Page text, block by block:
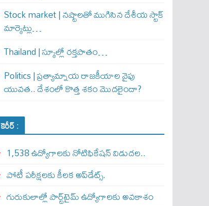
Stock market | నష్టాలతో ముగిసిన దేశీయ స్టాక్
మార్కెట్లు…
Thailand | స్కూల్లో రక్తపాతం…
Politics | ప్రత్యామ్నాయ రాజకీయాల వైపు
యువత.. దేశంలో కొత్త శకం మొదలైందా?
కెరీర్ :
1,538 ఉద్యోగాలకు నోటిఫికేషన్ విడుదల..
పోటీ పరీక్షలకు కీలక అప్‌డేట్స్.
గురుకులాల్లో పార్ట్‌టైమ్ ఉద్యోగాలకు అవకాశం